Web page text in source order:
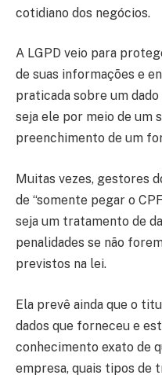
cotidiano dos negócios.
A LGPD veio para
de suas informações e
praticada sobre um dado
seja ele por meio de um
preenchimento de um
Muitas vezes, gestores
de “somente pegar o
seja um tratamento de
penalidades se não
previstos na lei.
Ela prevê ainda que o
dados que forneceu e
conhecimento exato de
empresa, quais tipos de